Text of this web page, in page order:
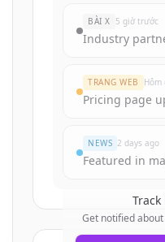
BÀI X 5 giờ trước
Industry
TRANG WEB Hôm
Pricing page
NEWS 2 days ago
Featured in
Track
Get notified